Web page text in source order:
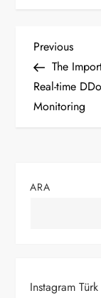
Y
a
z
g
i
Previous
Post
Previous
The
Real-time
Monitoring
ARA
Instagram